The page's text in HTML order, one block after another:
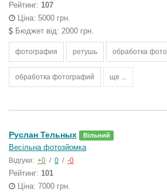
Рейтинг: 107
Ціна: 5000 грн.
Бюджет від: 2000 грн.
фотография ретушь обработка фото
обработка фотографий ще ...
Руслан Тельных Вільний
Весільна фотозйомка
Відгуки: +0 / 0 / -0
Рейтинг: 101
Ціна: 7000 грн.